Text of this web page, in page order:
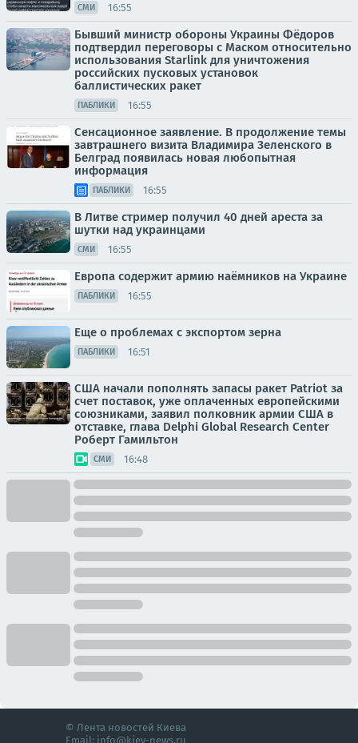
СМИ 16:55
Бывший министр обороны Украины Фёдоров
подтвердил переговоры с Маском относительно
использования Starlink для уничтожения
российских пусковых установок
баллистических ракет
ПАБЛИКИ 16:55
Сенсационное заявление. В продолжение темы
завтрашнего визита Владимира Зеленского в
Белград появилась новая любопытная
информация
ПАБЛИКИ 16:55
В Литве стример получил 40 дней ареста за
шутки над украинцами
СМИ 16:55
Европа содержит армию наёмников на Украине
ПАБЛИКИ 16:55
Еще о проблемах с экспортом зерна
ПАБЛИКИ 16:51
США начали пополнять запасы ракет Patriot за
счет поставок, уже оплаченных европейскими
союзниками, заявил полковник армии США в
отставке, глава Delphi Global Research Center
Роберт Гамильтон
СМИ 16:48
© Лента новостей Киева
Email: info@kiev-news.ru